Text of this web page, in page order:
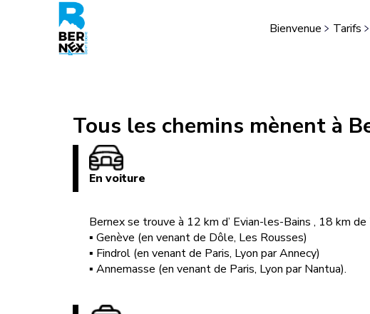
Bienvenue Tarifs
Tous les chemins mènent à
En voiture
Bernex se trouve à 12 km d’ Evian-les-Bains , 18 km
▪ Genève (en venant de Dôle, Les Rousses)
▪ Findrol (en venant de Paris, Lyon par Annecy)
▪ Annemasse (en venant de Paris, Lyon par Nantua).
TARIFS ETÉ
INFOS PRATIQUES
Plan des pistes
PLAN DES PISTES
Horaires d'ouvertures